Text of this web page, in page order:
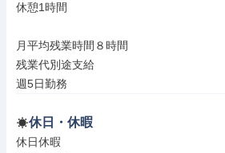
休憩1時間
月平均残業時間８時間
残業代別途支給
週5日勤務
休日・休暇
休日休暇